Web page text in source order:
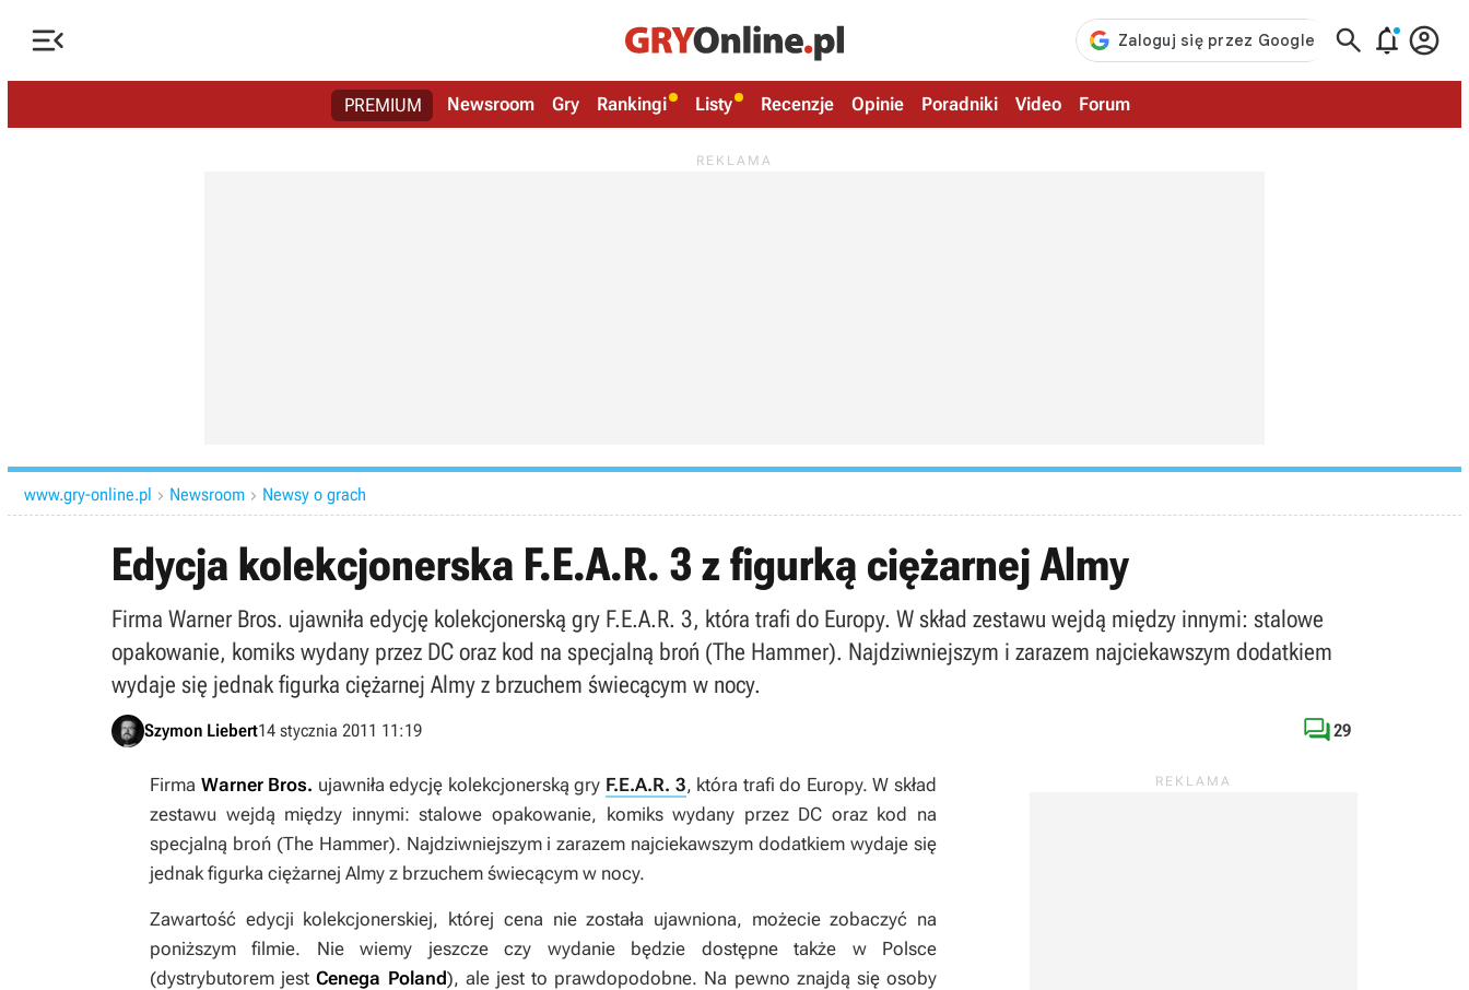
   
PREMIUM Newsroom Gry Rankingi Listy Recenzje Opinie Poradniki Video Forum
www.gry-online.pl  Newsroom  Newsy o grach
Edycja kolekcjonerska F.E.A.R. 3 z figurką ciężarnej Almy
Firma Warner Bros. ujawniła edycję kolekcjonerską gry F.E.A.R. 3, która trafi do Europy. W skład zestawu wejdą między innymi: stalowe
opakowanie, komiks wydany przez DC oraz kod na specjalną broń (The Hammer). Najdziwniejszym i zarazem najciekawszym dodatkiem
wydaje się jednak figurka ciężarnej Almy z brzuchem świecącym w nocy.
Szymon Liebert14 stycznia 2011 11:19 29
Firma Warner Bros. ujawniła edycję kolekcjonerską gry F.E.A.R. 3, która trafi do Europy. W skład
zestawu wejdą między innymi: stalowe opakowanie, komiks wydany przez DC oraz kod na
specjalną broń (The Hammer). Najdziwniejszym i zarazem najciekawszym dodatkiem wydaje się
jednak figurka ciężarnej Almy z brzuchem świecącym w nocy.
Zawartość edycji kolekcjonerskiej, której cena nie została ujawniona, możecie zobaczyć na
poniższym filmie. Nie wiemy jeszcze czy wydanie będzie dostępne także w Polsce
(dystrybutorem jestCenega Poland), ale jest to prawdopodobne. Na pewno znajdą się osoby